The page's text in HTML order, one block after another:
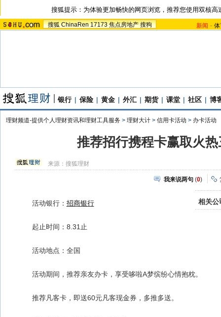
搜狐提示：为体验更加畅快的网页浏览，推荐您使用双核高
搜狐 ChinaRen 17173 焦点房地产 搜狗 新闻 -
银行 | 保险 | 黄金 | 外汇 | 期货 | 课堂 | 社区 | 博
理财频道-提供个人理财资讯和理财工具服务 > 理财大计 > 信用卡活动 > 办卡活动
推荐招行携程卡赢取火
来源： 搜狐理财
我来说两句 (0)
相关公
活动银行： 招商银行
起止时间：8.31止
活动地点：全国
活动期间，推荐亲友办卡，享受哆啦A梦缤纷心情抱枕。
推荐凡客卡，即送60元凡客现金券，多推多送。